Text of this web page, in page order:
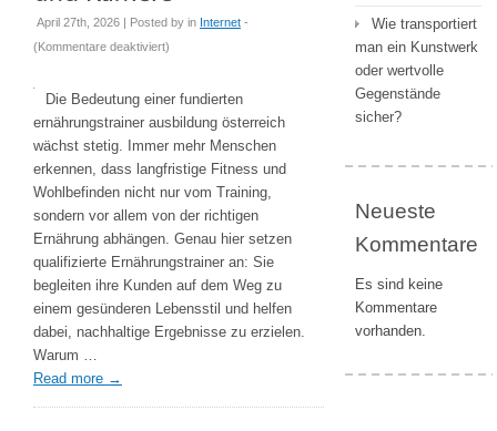
April 27th, 2026 | Posted by in Internet -
(Kommentare deaktiviertfür
Ausbildung
Österreich
Schlüssel
nachhaltiger
Gesundheit
Karriere
)
Die Bedeutung einer fundierten
ernährungstrainer ausbildung österreich
wächst stetig. Immer mehr Menschen
erkennen, dass langfristige Fitness und
Wohlbefinden nicht nur vom Training,
sondern vor allem von der richtigen
Ernährung abhängen. Genau hier setzen
qualifizierte Ernährungstrainer an: Sie
begleiten ihre Kunden auf dem Weg zu
einem gesünderen Lebensstil und helfen
dabei, nachhaltige Ergebnisse zu erzielen.
Warum …
Read more →
Wie transportiert
man ein Kunstwerk
oder wertvolle
Gegenstände
sicher?
Neueste
Kommentare
Es sind keine
Kommentare
vorhanden.